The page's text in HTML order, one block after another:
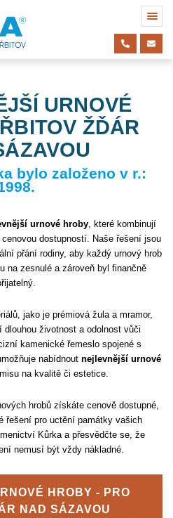
URNOVÉ
ŽĎÁR
bylo založeno v r.:
urnové hroby, které kombinují
dostupností. Naše řešení jsou
přání rodiny, aby každý urnový hrob
na zesnulé a zároveň byl finančně
jako je prémiová žula a mramor,
dlouhou životnost a odolnost vůči
kamenické řemeslo spojené s
nabídnout nejlevnější urnové
na kvalitě či estetice.
hrobů získáte cenově dostupné,
řešení pro uctění památky vašich
Kůrka a přesvědčte se, že
nemusí být vždy nákladné.
HROBY - PRO
NAD SÁZAVOU